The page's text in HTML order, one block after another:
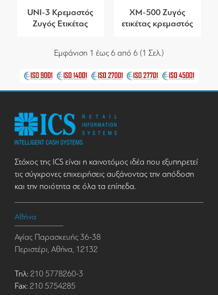
UNI-3 Κρεμαστός
Ζυγός Ετικέτας
XM-500 Ζυγός
ετικέτας κρεμαστός
Εμφάνιση 1 έως 6 από 6 (1 Σελ.)
Στόχος της ICS είναι η καινοτόμος ιδέα που εξυπηρετεί
τις σύγχρονες επιχειρήσεις αυξάνοντας την απόδοση
και την ποιότητα σε όλα τα επίπεδα.
Αθήνα
Αγίας Παρασκευής 36-38
Περιστέρι, Αθήνα, 12132
Τηλ: 210 5778260-3
Fax: 210 5754285